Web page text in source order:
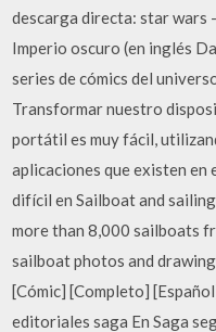
descarga directa: star wars
Imperio oscuro (en inglés
series de cómics del
Transformar nuestro
portátil es muy fácil,
aplicaciones que existen
difícil en Sailboat and
more than 8,000 sailboats
sailboat photos and
[Cómic] [Completo]
editoriales saga En Saga